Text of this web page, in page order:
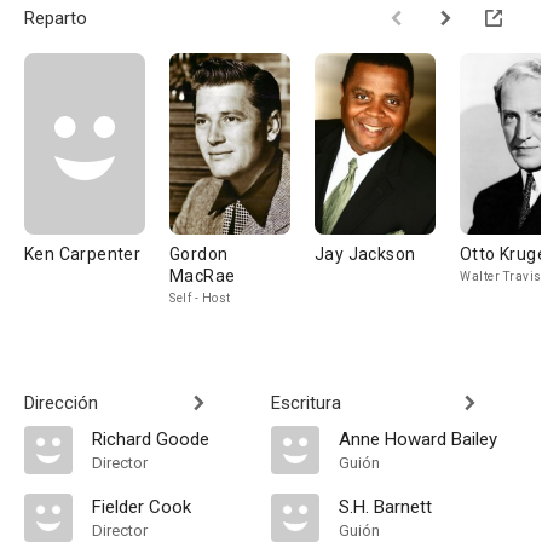
Reparto
Ken Carpenter
Gordon
MacRae
Self - Host
Jay Jackson Otto
Walter Travis
Dirección
Richard Goode
Director
Fielder Cook
Director
Escritura
Anne Howard Bailey
Guión
S.H. Barnett
Guión